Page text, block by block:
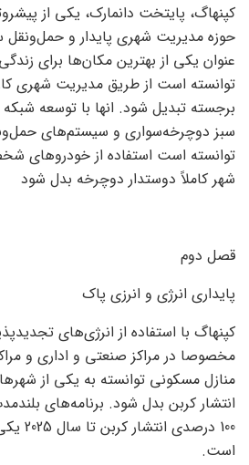
کپنهاگ، پایتخت دانمارک، یکی از
حوزه مدیریت شهری پایدار و
عنوان یکی از بهترین مکان‌ها برای
توانسته است از طریق مدیریت شهری
برجسته تبدیل شود. انها با توسعه
سبز دوچرخه‌سواری و سیستم‌های
توانسته است استفاده از خودروهای
شهر کاملاً دوستدار دوچرخه بدل شود
قصل دوم
پایداری انرژی و انرزی پاک
کپنهاگ با استفاده از انرژی‌های
مخصوصا در مراکز صنعتی و اداری و
منازل مسکونی توانسته به یکی از
انتشار کربن بدل شود. برنامه‌های
100
است.